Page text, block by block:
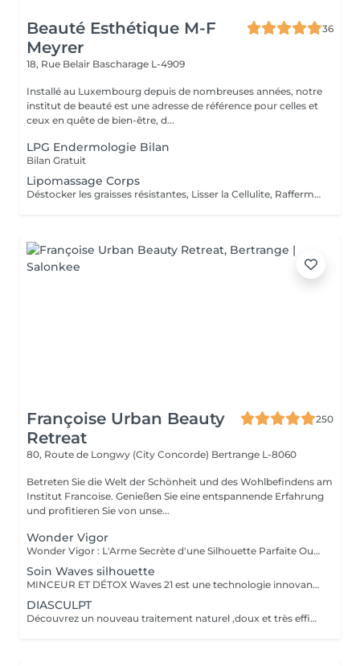
Beauté Esthétique M-F
Meyrer
36
18, Rue Belair Bascharage L-4909
Installé au Luxembourg depuis de nombreuses années, notre
institut de beauté est une adresse de référence pour celles et
ceux en quête de bien-être, d...
LPG Endermologie Bilan
Bilan Gratuit
Lipomassage Corps
Déstocker les graisses résistantes, Lisser la Cellulite, Raffermir la Peau, Resculpter les Formes
Françoise Urban Beauty
Retreat
250
80, Route de Longwy (City Concorde) Bertrange L-8060
Betreten Sie die Welt der Schönheit und des Wohlbefindens am
Institut Francoise. Genießen Sie eine entspannende Erfahrung
und profitieren Sie von unse...
Wonder Vigor
Wonder Vigor : L'Arme Secrète d'une Silhouette Parfaite Oubliez les méthodes ordinaires. Wonder Vigor est la première et unique technologie au monde à fusionner thermogenèse intelligente et contraction musculaire hélicoïdale pour détruire la graisse et sculpter le corps avec une précision chirurgicale sans bistouri, sans douleur, sans compromis. Propulsé par Thermodexia, un brevet exclusif, ce système agit en profondeur pour des résultats visibles, mesurables, et inégalés. Une expérience ultra-confortable, des effets immédiats et durables parce que votre corps mérite l'excellence absolue. Exclusivement chez nous. Parce que le génie ne se partage pas. Prêt à transformer votre corps ? Venez vivre l'expérience Wonder Vigor.
Soin Waves silhouette
MINCEUR ET DÉTOX Waves 21 est une technologie innovante aux effets rééquilibrant , minceurs et détox permettant une action ciblée sur les différentes zones que l'on souhaite amincir. Grâce a l'association de électrostimulation des métamères en lien direct avec les organes , et d'un traitement par le froid intense , ce soin , relance le système lymphatique et veineux Les tissus sont détoxifiés en profondeur , la silhouette ré harmonisée , et les imperfections telle la cellulite , et la graisse abdominale sont visiblement réduites , dès la première séance .
DIASCULPT
Découvrez un nouveau traitement naturel ,doux et très efficace pour éliminer les surcharges graisseuses localisées : abdomen, hanches ,genoux , bras , fesses ,les résultats sont visibles immédiatement .Cette technique permet également de soigner la cellulite, et raffermir les zones relâchées en renforçant la fabrication d'un bon collagène.